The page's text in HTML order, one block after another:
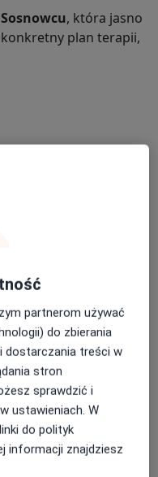
, która jasno
plan terapii,
kręgosłup)
+92
(1)
partnerom używać
do zbierania
dostarczania treści w
stron
sprawdzić i
ustawieniach. W
do polityk
informacji znajdziesz